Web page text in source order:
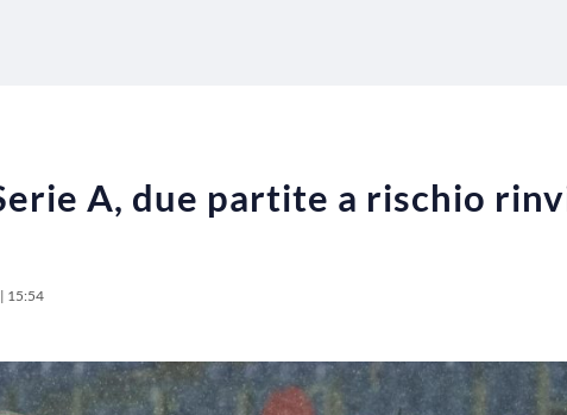
A, due partite a rischio
15:54